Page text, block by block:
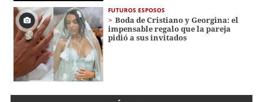
FUTUROS ESPOSOS
Boda de Cristiano y Georgina: el
impensable regalo que la pareja
pidió a sus invitados